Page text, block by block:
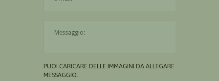
PUOI CARICARE DELLE IMMAGINI DA ALLEGARE AL
MESSAGGIO: